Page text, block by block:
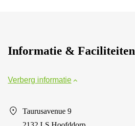
Informatie & Faciliteiten
Verberg informatie
Taurusavenue 9